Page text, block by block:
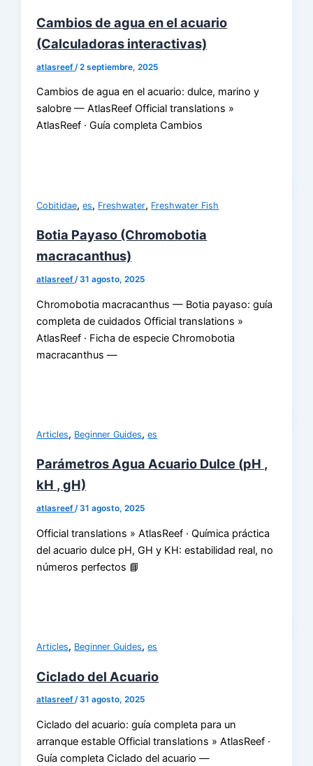
Cambios de agua en el acuario
(Calculadoras interactivas)
atlasreef /2 septiembre, 2025
Cambios de agua en el acuario: dulce, marino y
salobre — AtlasReef Official translations »
AtlasReef · Guía completa Cambios
Cobitidae,es, Freshwater, Freshwater Fish
Botia Payaso (Chromobotia
macracanthus)
atlasreef/31 agosto, 2025
Chromobotia macracanthus — Botia payaso: guía
completa de cuidados Official translations »
AtlasReef · Ficha de especie Chromobotia
macracanthus —
Articles, Beginner Guides,es
Parámetros Agua Acuario Dulce (pH ,
kH , gH)
atlasreef/31 agosto, 2025
Official translations » AtlasReef · Química práctica
del acuario dulce pH, GH y KH: estabilidad real, no
números perfectos 📘
Articles, Beginner Guides,es
Ciclado del Acuario
atlasreef/31 agosto, 2025
Ciclado del acuario: guía completa para un
arranque estable Official translations » AtlasReef ·
Guía completa Ciclado del acuario —